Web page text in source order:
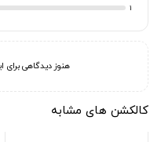
1
هنوز دیدگاهی
کالکشن های مشابه